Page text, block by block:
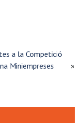
a la Competició
Miniempreses
»